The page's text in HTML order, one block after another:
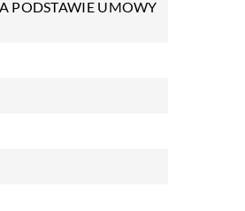
PODSTAWIE UMOWY